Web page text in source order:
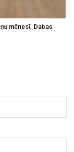
mēnesī. Dabas